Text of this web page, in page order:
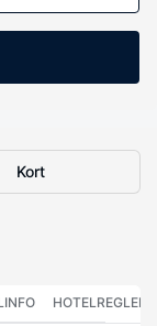
Kort
HOTELREGLER